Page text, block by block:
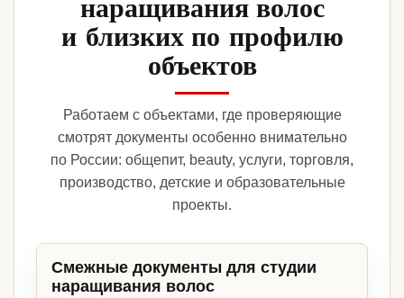
и близких по профилю
объектов
Работаем с объектами, где проверяющие
смотрят документы особенно внимательно
по России: общепит, beauty, услуги, торговля,
производство, детские и образовательные
проекты.
Смежные документы для студии
наращивания волос